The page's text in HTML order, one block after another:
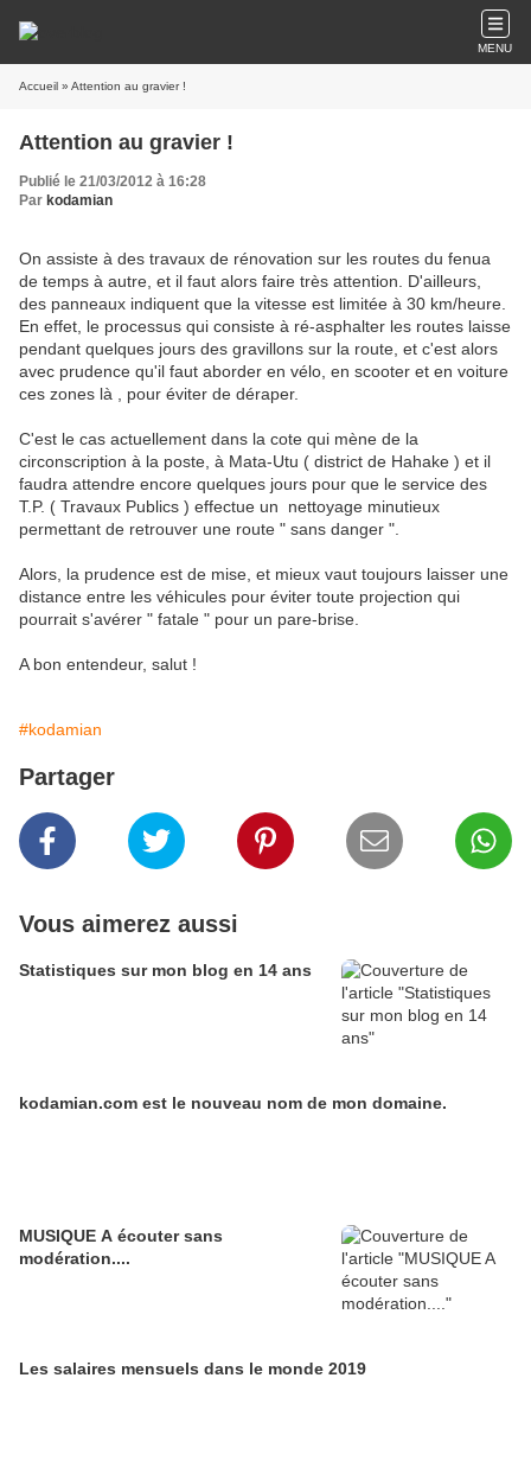
MENU
Accueil » Attention au gravier !
Attention au gravier !
Publié le 21/03/2012 à 16:28
Par kodamian
On assiste à des travaux de rénovation sur les routes du fenua
de temps à autre, et il faut alors faire très attention. D'ailleurs,
des panneaux indiquent que la vitesse est limitée à 30 km/heure.
En effet, le processus qui consiste à ré-asphalter les routes laisse
pendant quelques jours des gravillons sur la route, et c'est alors
avec prudence qu'il faut aborder en vélo, en scooter et en voiture
ces zones là , pour éviter de déraper.
C'est le cas actuellement dans la cote qui mène de la
circonscription à la poste, à Mata-Utu ( district de Hahake ) et il
faudra attendre encore quelques jours pour que le service des
T.P. ( Travaux Publics ) effectue un nettoyage minutieux
permettant de retrouver une route " sans danger ".
Alors, la prudence est de mise, et mieux vaut toujours laisser une
distance entre les véhicules pour éviter toute projection qui
pourrait s'avérer " fatale " pour un pare-brise.
A bon entendeur, salut !
#kodamian
Partager
Vous aimerez aussi
Statistiques sur mon blog en 14 ans
kodamian.com est le nouveau nom de mon domaine.
MUSIQUE A écouter sans
modération....
Les salaires mensuels dans le monde 2019